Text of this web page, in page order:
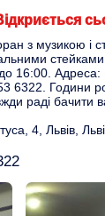
з музикою і
16:00. Адреса:
6322. Години
раді бачити
4, Львів,